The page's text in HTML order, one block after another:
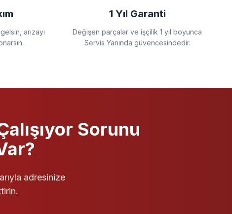
arızayı
1 Yıl Garanti
Değişen parçalar ve işçilik 1 yıl boyunca
Servis Yanında güvencesindedir.
Sorunu
adresinize